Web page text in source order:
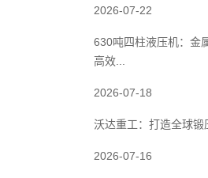
2026-07-22
630吨四柱液压机：金
高效...
2026-07-18
沃达重工：打造全球
2026-07-16